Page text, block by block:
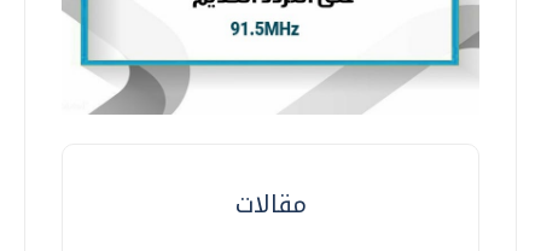
مقالات